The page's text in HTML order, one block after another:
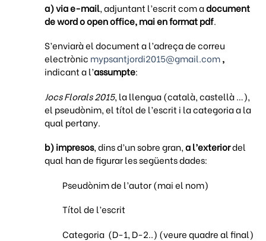
a)via e-mail, adjuntant l’escrit com adocument
de word o open office, mai en format pdf.
S’enviarà el document a l’adreça de correu
electrònic mypsantjordi2015@gmail.com,
indicant a l’assumpte:
Jocs Florals 2015, la llengua (català, castellà …),
el pseudònim, el títol de l’escrit i la categoria a la
qual pertany.
b)impresos, dins d’un sobre gran,a l’exteriordel
qual han de figurar les següents dades:
Pseudònim de l’autor (mai el nom)
Títol de l’escrit
Categoria (D-1, D-2..) (veure quadre al final)